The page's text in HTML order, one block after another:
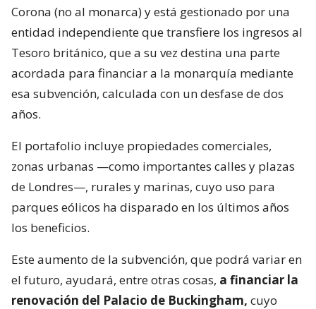
Corona (no al monarca) y está gestionado por una
entidad independiente que transfiere los ingresos al
Tesoro británico, que a su vez destina una parte
acordada para financiar a la monarquía mediante
esa subvención, calculada con un desfase de dos
años.
El portafolio incluye propiedades comerciales,
zonas urbanas —como importantes calles y plazas
de Londres—, rurales y marinas, cuyo uso para
parques eólicos ha disparado en los últimos años
los beneficios.
Este aumento de la subvención, que podrá variar en
el futuro, ayudará, entre otras cosas, a financiar la
renovación del Palacio de Buckingham, cuyo